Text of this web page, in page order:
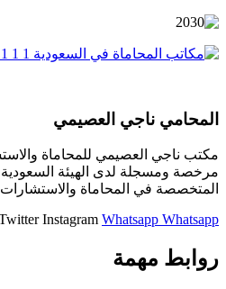
المحامي ناجي العصيمي
مكتب ناجي العصيمي للمحاماة
مرخصة ومسجلة لدى الهيئة السعودية
المتخصصة في المحاماة والاستشارات
Instagram Whatsapp Whatsapp
روابط مهمة